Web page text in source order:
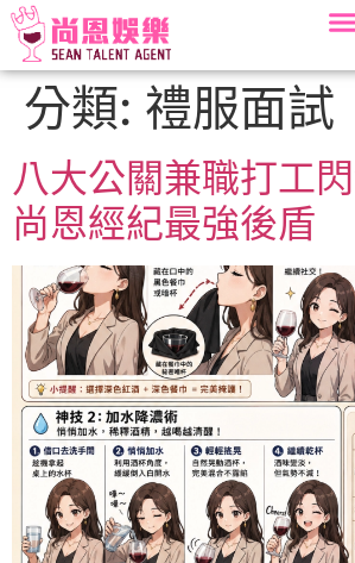
分類: 禮服面試
八大公關兼職打工
尚恩經紀最強後盾